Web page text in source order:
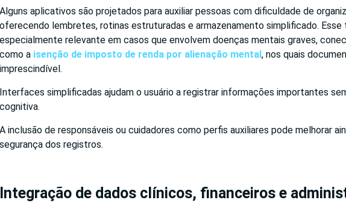
Alguns aplicativos são projetados para auxiliar pessoas com dificuldade de
oferecendo lembretes, rotinas estruturadas e armazenamento simplificado. Esse
especialmente relevante em casos que envolvem doenças mentais graves,
como a isenção de imposto de renda por alienação mental, nos quais
imprescindível.
Interfaces simplificadas ajudam o usuário a registrar informações importantes
cognitiva.
A inclusão de responsáveis ou cuidadores como perfis auxiliares pode melhorar
segurança dos registros.
Integração de dados clínicos, financeiros e